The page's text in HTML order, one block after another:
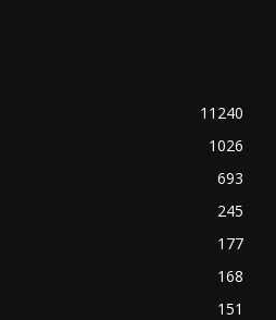
11240
1026
693
245
177
168
151